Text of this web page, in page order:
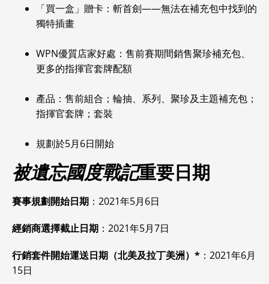
「買一盒」贈卡：斬首劍——無法在補充包中找到的
獨特插畫
WPN優質店家好處：售前賽期間銷售聚珍補充包、
更多的指揮官套牌配額
產品：售前組合；輪抽、系列、聚珍及主題補充包；
指揮官套牌；套裝
規劃於5月6日開始
被遺忘國度戰記重要日期
賽事規劃開始日期 ：2021年5月6日
經銷商選擇截止日期 ：2021年5月7日
行銷套件開始運送日期（北美及拉丁美洲）* ：2021年6月
15日